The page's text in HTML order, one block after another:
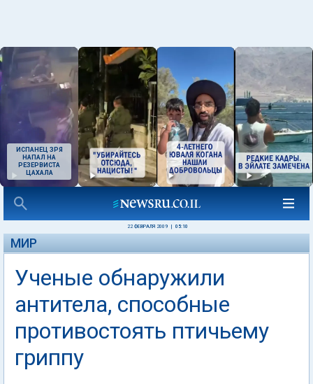
ИСПАНЕЦ ЗРЯ
НАПАЛ НА
РЕЗЕРВИСТА
ЦАХАЛА
22 ФЕВРАЛЯ 2009 05:10
МИР
Ученые обнаружили
антитела, способные
противостоять птичьему
гриппу